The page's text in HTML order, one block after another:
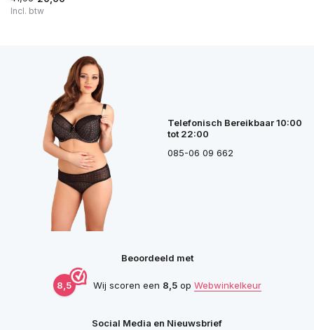
Incl. btw
Telefonisch Bereikbaar 10:00
tot 22:00
085-06 09 662
Beoordeeld met
8,5 Wij scoren een 8,5op Webwinkelkeur
Social Media en Nieuwsbrief